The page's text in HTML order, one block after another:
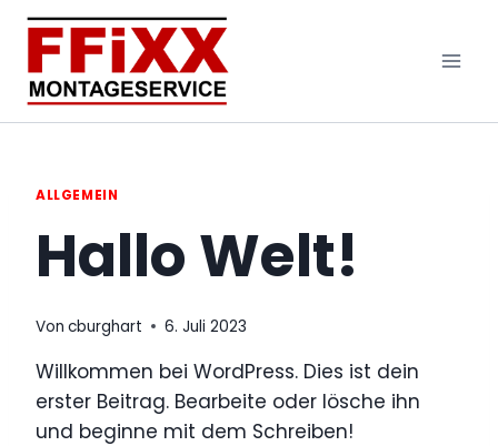
Zum
Inhalt
springen
ALLGEMEIN
Hallo Welt!
Von cburghart 6. Juli 2023
Willkommen bei WordPress. Dies ist dein
erster Beitrag. Bearbeite oder lösche ihn
und beginne mit dem Schreiben!